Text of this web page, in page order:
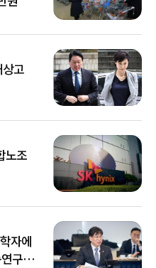
상고
노조
자에
구